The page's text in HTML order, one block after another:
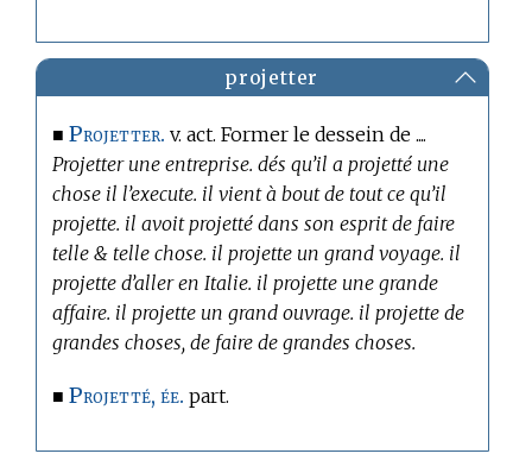
projetter
■Projetter. v. act. Former le dessein de ....
Projetter une entreprise. dés qu’il a projetté une
chose il l’execute. il vient à bout de tout ce qu’il
projette. il avoit projetté dans son esprit de faire
telle & telle chose. il projette un grand voyage. il
projette d’aller en Italie. il projette une grande
affaire. il projette un grand ouvrage. il projette de
grandes choses, de faire de grandes choses.
■Projetté, ée. part.